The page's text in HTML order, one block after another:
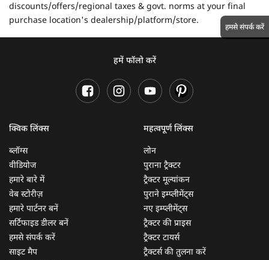
discounts/offers/regional taxes & govt. norms at your final
purchase location's dealership/platform/store.
हमें फॉलो करें
क्विक लिंक्स
ब्लॉग्स
वीडियोज
हमारे बारे में
वेब स्टोरीज़
हमारे पार्टनर बनें
सर्टिफाइड डीलर बनें
हमसे संपर्क करें
साइट मैप
महत्वपूर्ण लिंक्स
लोन
पुराना ट्रैक्टर
ट्रैक्टर मूल्यांकन
पुराने इम्प्लीमेंट्स
नए इम्प्लीमेंट्स
ट्रैक्टर की प्राइस
ट्रैक्टर टायर्स
ट्रैक्टर्स की तुलना करें
हमसे संपर्क करें